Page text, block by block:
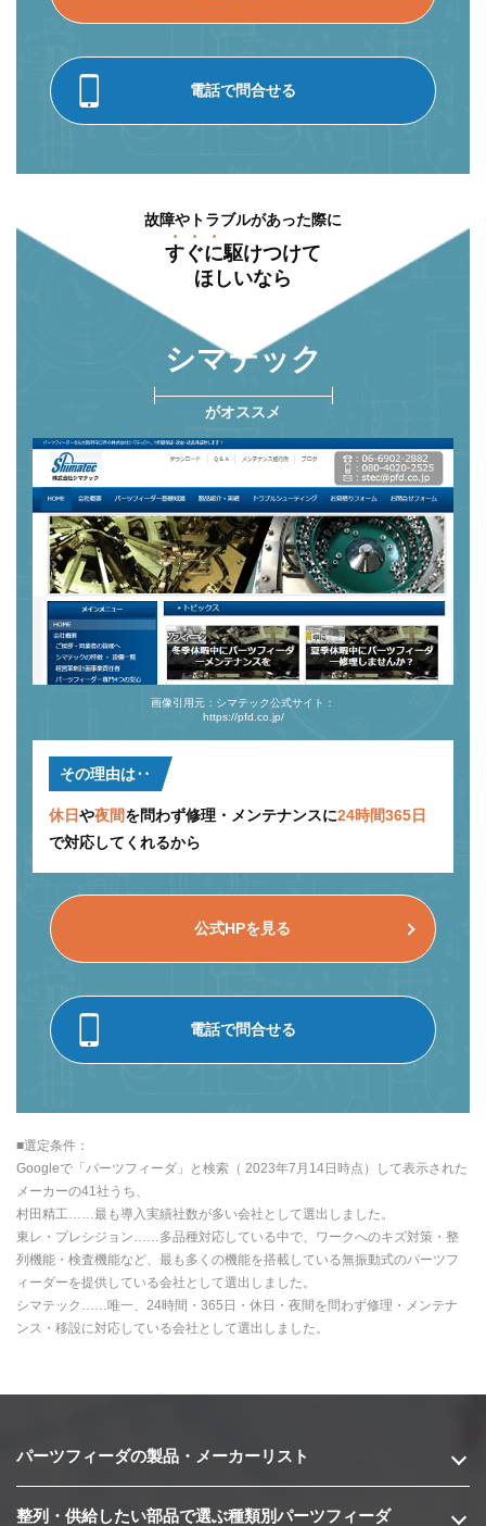
電話で問合せる
故障やトラブルがあった際に
すぐに駆けつけて
ほしいなら
シマテック
がオススメ
画像引用元：シマテック公式サイト：
https://pfd.co.jp/
その理由は‥
休日や夜間を問わず修理・メンテナンスに24時間365日
で対応してくれるから
公式HPを見る
電話で問合せる
■選定条件：
Googleで「パーツフィーダ」と検索（ 2023年7月14日時点）して表示された
メーカーの41社うち、
村田精工……最も導入実績社数が多い会社として選出しました。
東レ・プレシジョン……多品種対応している中で、ワークへのキズ対策・整
列機能・検査機能など、最も多くの機能を搭載している無振動式のパーツフ
ィーダーを提供している会社として選出しました。
シマテック……唯一、24時間・365日・休日・夜間を問わず修理・メンテナ
ンス・移設に対応している会社として選出しました。
パーツフィーダの製品・メーカーリスト
整列・供給したい部品で選ぶ種類別パーツフィーダ